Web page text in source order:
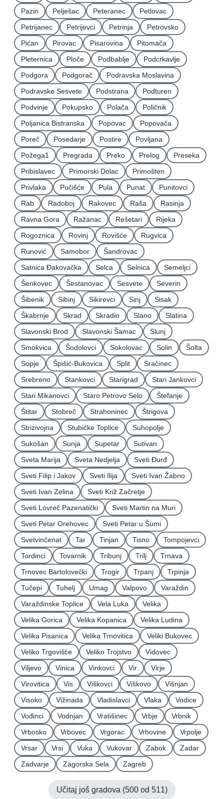
Pazin
Pelješac Peteranec
Petlovac
Petrijanec
Petrijevci Petrinja
Petrovsko
Pićan
Pirovac Pisarovina
Pitomača
Pleternica
Ploče Podbablje
Podcrkavlje
Podgora
Podgorač
Podravska Moslavina
Podravske Sesvete
Podstrana
Podturen
Podvinje
Pokupsko Polača
Poličnik
Poljanica Bistranska
Popovac
Popovača
Poreč
Posedarje Postire
Povljana
Požega1
Pregrada Preko Prelog
Preseka
Pribislavec
Primorski Dolac
Primošten
Privlaka
Pučišće Pula Punat
Punitovci
Rab
Radoboj Rakovec Raša
Rasinja
Ravna Gora
Ražanac Rešetari
Rijeka
Rogoznica
Rovinj Rovišće
Rugvica
Runović
Samobor
Šandrovac
Satnica Ðakovačka
Selca Selnica
Semeljci
Šenkovec
Šestanovac Sesvete
Severin
Šibenik
Sibinj Sikirevci Sinj
Sisak
Škabrnje
Skrad Skradin Slano
Slatina
Slavonski Brod
Slavonski Šamac
Slunj
Smokvica
Šodolovci Sokolovac Solin
Šolta
Sopje
Špišić-Bukovica Split
Sračinec
Srebreno
Stankovci Starigrad
Stari Jankovci
Stari Mikanovci
Staro Petrovo Selo
Štefanje
Štitar
Stobreč Strahoninec
Štrigova
Strizivojna
Stubičke Toplice
Suhopolje
Sukošan
Sunja Supetar
Sutivan
Sveta Marija
Sveta Nedjelja
Sveti Ðurđ
Sveti Filip i Jakov
Sveti Ilija
Sveti Ivan Žabno
Sveti Ivan Zelina
Sveti Križ Začretje
Sveti Lovreč Pazenatički
Sveti Martin na Muri
Sveti Petar Orehovec
Sveti Petar u Šumi
Svetvinčenat
Tar Tinjan Tisno
Tompojevci
Tordinci
Tovarnik Tribunj Trilj
Trnava
Trnovec Bartolovečki
Trogir Trpanj
Trpinja
Tučepi
Tuhelj Umag Valpovo
Varaždin
Varaždinske Toplice
Vela Luka
Velika
Velika Gorica
Velika Kopanica
Velika Ludina
Velika Pisanica
Velika Trnovitica
Veliki Bukovec
Veliko Trgovišće
Veliko Trojstvo
Vidovec
Viljevo
Vinica Vinkovci Vir
Virje
Virovitica
Vis Viškovci Viškovo
Višnjan
Visoko
Vižinada Vladislavci Vlaka
Vodice
Vođinci
Vodnjan Vratišinec Vrbje
Vrbnik
Vrbosko
Vrbovec Vrgorac Vrhovine
Vrpolje
Vrsar
Vrsi Vuka Vukovar Zabok
Zadar
Zadvarje
Zagorska Sela Zagreb
Učitaj još gradova (500 od 511)